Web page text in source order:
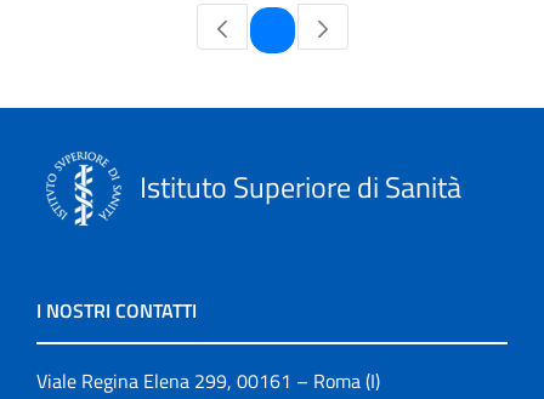
Pagina
Istituto Superiore di Sanità
I NOSTRI CONTATTI
Viale Regina Elena 299, 00161 – Roma (I)